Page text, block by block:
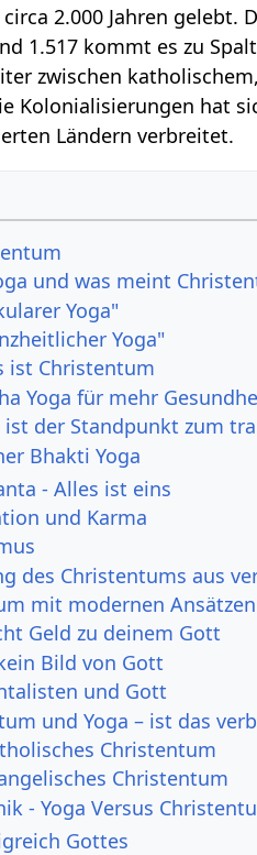
2.000 Jahren gelebt.
1.517 kommt es zu
zwischen
Kolonialisierungen hat
Ländern verbreitet.
und was meint
Yoga"
Yoga"
ist Christentum
Yoga für mehr
ist der Standpunkt zum
Bhakti Yoga
- Alles ist eins
und Karma
des Christentums aus
mit modernen Ansätzen
Geld zu deinem Gott
Bild von Gott
und Gott
und Yoga – ist das
Christentum
Christentum
- Yoga Versus
Gottes